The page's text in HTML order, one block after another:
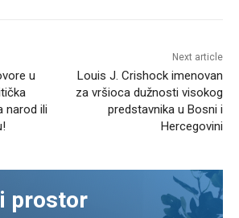
u
narod ili
Next article
Louis J. Crishock imenovan
za vršioca dužnosti visokog
predstavnika u Bosni i
Hercegovini
prostor